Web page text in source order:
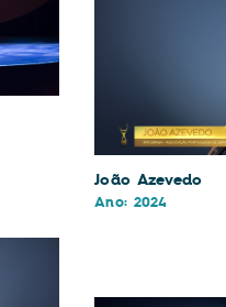
João Azevedo
Ano: 2024